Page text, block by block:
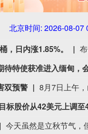
北京时间: 2026-08-07
，日内涨1.85%。
特使获准进入缅甸，
双预警
标股价从42美元上调至